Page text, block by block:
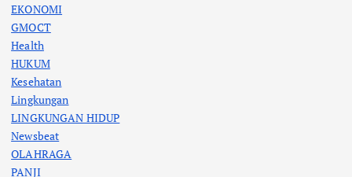
EKONOMI
GMOCT
Health
HUKUM
Kesehatan
Lingkungan
LINGKUNGAN HIDUP
Newsbeat
OLAHRAGA
PANJI